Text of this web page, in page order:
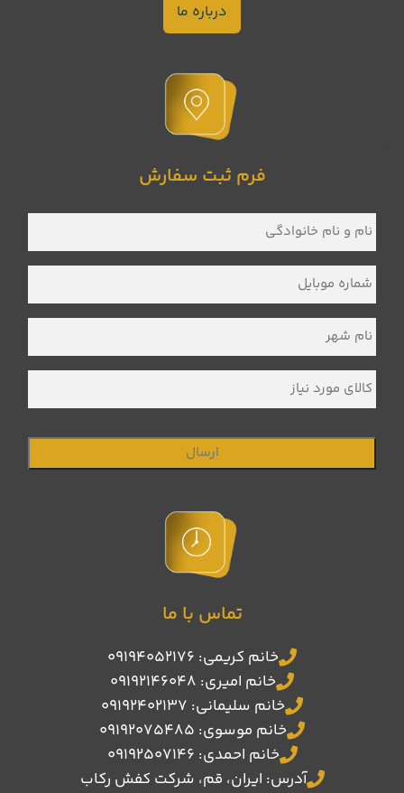
درباره ما
فرم ثبت سفارش
نام
و
نام
خانوادگی
*
شماره
موبایل *
نام
شهر *
کالای
مورد
نیاز
تماس با ما
خانم کریمی: 09194052176
خانم امیری: 09192146048
خانم سلیمانی: 09192402137
خانم موسوی: 09192075485
خانم احمدی: 09192507146
آدرس: ایران، قم، شرکت کفش رکاب